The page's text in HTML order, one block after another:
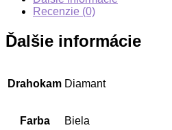
Recenzie (0)
Ďalšie informácie
Drahokam Diamant
Farba Biela